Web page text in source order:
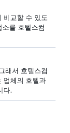
비교할 수 있도
를 호텔스컴
래서 호텔스컴
업체의 호텔과
다.